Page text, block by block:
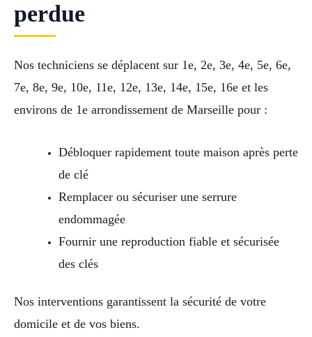
perdue
Nos techniciens se déplacent sur 1e, 2e, 3e, 4e, 5e, 6e,
7e, 8e, 9e, 10e, 11e, 12e, 13e, 14e, 15e, 16e et les
environs de 1e arrondissement de Marseille pour :
Débloquer rapidement toute maison après perte
de clé
Remplacer ou sécuriser une serrure
endommagée
Fournir une reproduction fiable et sécurisée
des clés
Nos interventions garantissent la sécurité de votre
domicile et de vos biens.